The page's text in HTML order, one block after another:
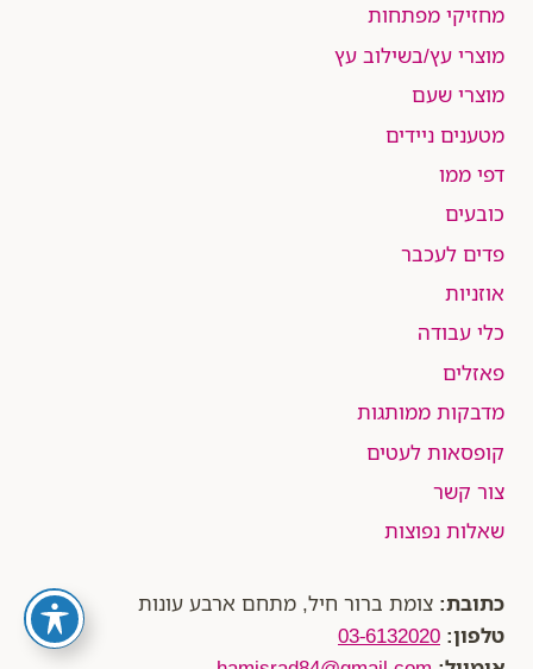
מחזיקי מפתחות
מוצרי עץ/בשילוב עץ
מוצרי שעם
מטענים ניידים
דפי ממו
כובעים
פדים לעכבר
אוזניות
כלי עבודה
פאזלים
מדבקות ממותגות
קופסאות לעטים
צור קשר
שאלות נפוצות
כתובת: צומת ברור חיל, מתחם ארבע עונות
טלפון: 03-6132020